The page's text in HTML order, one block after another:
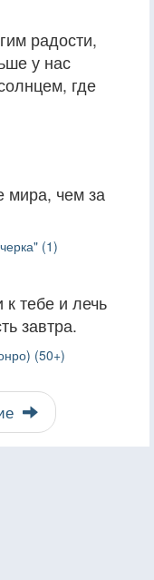
радости,
у нас
где
мира, чем за
(1)
тебе и лечь
завтра.
(50+)